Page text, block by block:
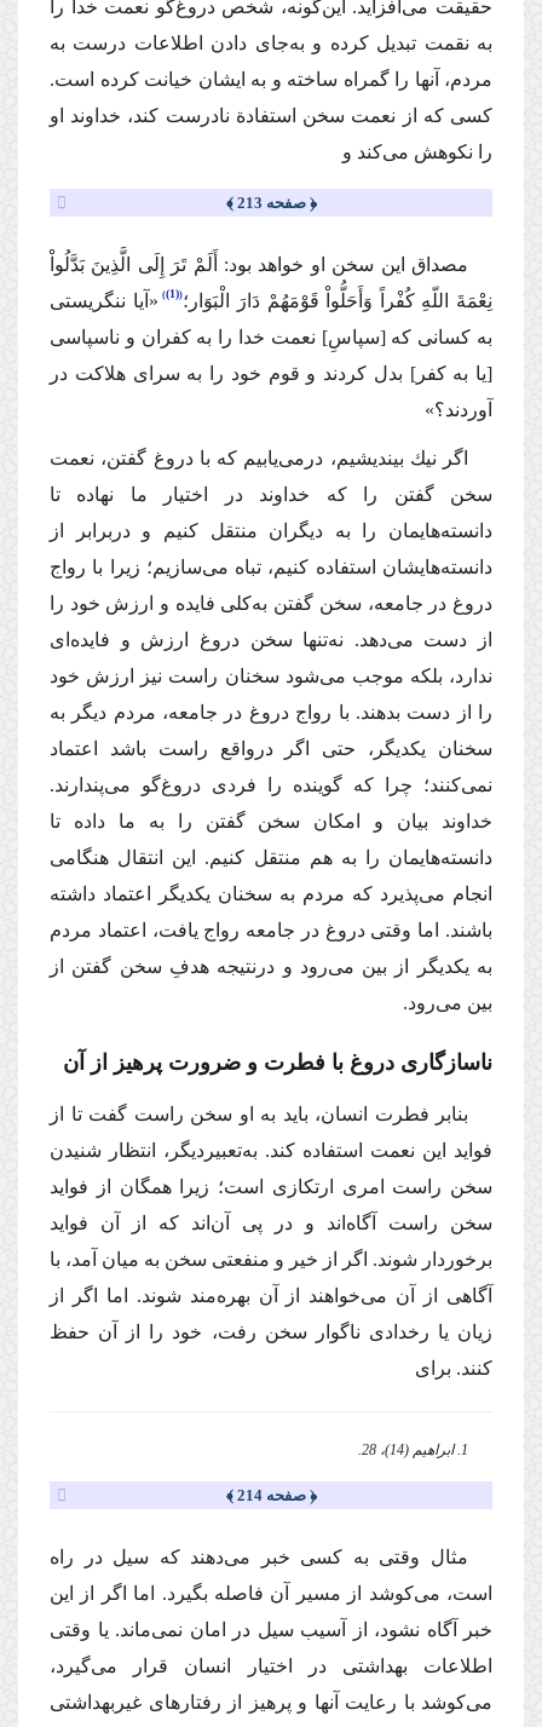
حقیقت می‌افزاید. این‌گونه، شخص دروغ‌گو نعمت خدا را
به نقمت تبدیل كرده و به‌جای دادن اطلاعات درست به
مردم، آنها را گمراه ساخته و به ایشان خیانت كرده است.
كسی كه از نعمت سخن استفادة نادرست كند، خداوند او
را نكوهش می‌كند و
﴿ صفحه 213 ﴾
مصداق این سخن او خواهد بود:
أَلَمْ تَرَ إِلَى الَّذِینَ بَدَّلُواْ
نِعْمَةَ اللّهِ كُفْراً وَأَحَلُّواْ قَوْمَهُمْ دَارَ الْبَوَار؛ (1)
«آیا ننگریستی
به كسانی كه [سپاسِ] نعمت خدا را به كفران و ناسپاسی
[یا به كفر] بدل كردند و قوم خود را به سرای هلاكت در
آوردند؟»
اگر نیك بیندیشیم، در‌می‌‌یابیم كه با دروغ گفتن، نعمت
سخن گفتن را كه خداوند در اختیار ما نهاده تا
دانسته‌هایمان را به دیگران منتقل كنیم و دربرابر از
دانسته‌ها‌یشان استفاده كنیم، تباه می‌سازیم؛ زیرا با رواج
دروغ در جامعه، سخن گفتن به‌كلی فایده و ارزش خود را
از دست می‌دهد. نه‌تنها سخن دروغ ارزش و فایده‌ای
ندارد، بلكه موجب می‌شود سخنان راست نیز ارزش خود
را از دست بدهند. با رواج دروغ در جامعه، مردم دیگر به
سخنان یكدیگر، حتی اگر در‌واقع راست باشد اعتماد
نمی‌كنند؛ چرا كه گوینده را فردی دروغ‌گو می‌پندارند.
خداوند بیان و امكان سخن گفتن را به ما داده تا
دانسته‌هایمان را به هم منتقل كنیم. این انتقال هنگامی
انجام می‌پذیرد كه مردم به سخنان یكدیگر اعتماد داشته
باشند. اما وقتی دروغ در جامعه رواج یافت، اعتماد مردم
به یكدیگر از بین می‌رود و درنتیجه هدفِ سخن گفتن از
بین می‌رود.
ناسازگاری دروغ با فطرت و ضرورت پرهیز از آن
بنابر فطرت انسان، باید به او سخن راست گفت تا از
فواید این نعمت استفاده كند. به‌‌تعبیردیگر، انتظار شنیدن
سخن راست امری ارتكازی است؛ زیرا همگان از فواید
سخن راست آگاه‌اند و در پی آن‌اند كه از آن فواید
برخوردار شوند. اگر از خیر و منفعتی سخن به میان آمد، با
آگاهی از آن می‌خواهند از آن بهره‌مند شوند. اما اگر از
زیان یا رخدادی ناگوار سخن رفت، خود را از آن حفظ
كنند. برای
1. ابراهیم (14)، 28.
﴿ صفحه 214 ﴾
مثال وقتی به كسی خبر می‌دهند كه سیل در راه
است، می‌كوشد از مسیر آن فاصله بگیرد. اما اگر از این
خبر آگاه نشود، از آسیب سیل در امان نمی‌ماند. یا وقتی
اطلاعات بهداشتی در اختیار انسان قرار می‌گیرد،
می‌كوشد با رعایت آنها و پرهیز از رفتارهای غیر‌بهداشتی